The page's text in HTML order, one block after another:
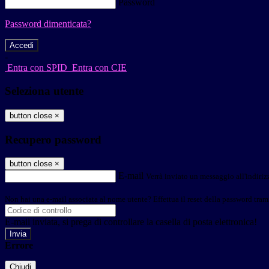
Password
Password dimenticata?
-
Entra con SPID Entra con CIE
Seleziona utente
button close ×
Recupero password
button close ×
E-mail Verrà inviato un messaggio
Non hai una e-mail associata al nome utente? Effettua il reset della password
E-mail inviata, si prega di controllare la casella di posta elettronica!
Errore
Chiudi